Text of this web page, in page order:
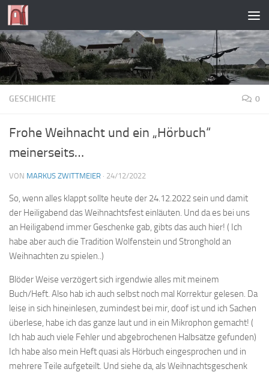
Zum Inhalt springen
GESCHICHTE 0
Frohe Weihnacht und ein „Hörbuch“
meinerseits…
VON MARKUS ZWITTMEIER · 24/12/2022
So, wenn alles klappt sollte heute der 24.12.2022 sein und damit
der Heiligabend das Weihnachtsfest einläuten. Und da es bei uns
an Heiligabend immer Geschenke gab, gibts das auch hier! ( Ich
habe aber auch die Tradition Wolfenstein und Stronghold an
Weihnachten zu spielen..)
Blöder Weise verzögert sich irgendwie alles mit meinem
Buch/Heft. Also hab ich auch selbst noch mal Korrektur gelesen. Da
leise in sich hineinlesen, zumindest bei mir, doof ist und ich Sachen
überlese, habe ich das ganze laut und in ein Mikrophon gemacht! (
Ich hab auch viele Fehler und abgebrochenen Halbsätze gefunden)
Ich habe also mein Heft quasi als Hörbuch eingesprochen und in
mehrere Teile aufgeteilt. Und siehe da, als Weihnachtsgeschenk